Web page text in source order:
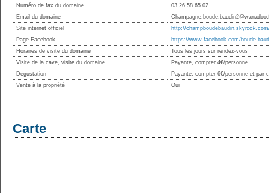
Numéro de fax du domaine
03 26 58 65 02
Email du domaine
Site internet officiel
http://
Page Facebook
https://www.facebook.com/
Horaires de visite du domaine
Tous les jours sur rendez-vous
Visite de la cave, visite du domaine
Payante, compter 4€/personne
Dégustation
Payante, compter 6€/personne et par
Vente à la propriété
Oui
Carte